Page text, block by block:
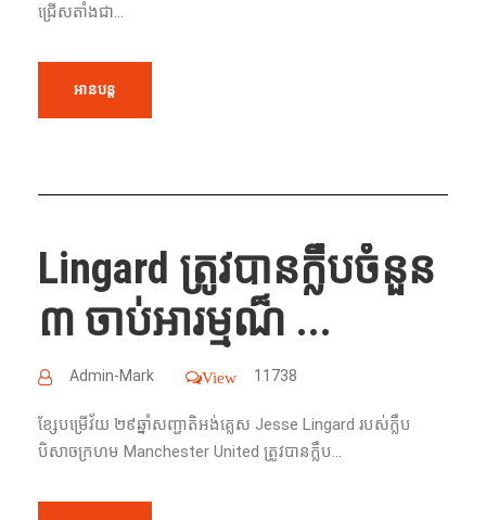
ជ្រើសតាំងជា...
អានបន្ត
Lingard ត្រូវបានក្លឹបចំនួន
៣ ចាប់អារម្មណ៏ ...
Admin-Mark View 11738
ខ្សែបម្រើវ័យ ២៩ឆ្នាំ​សញ្ជាតិអង់គ្លេស Jesse Lingard របស់ក្លឹប
បិសាចក្រហម Manchester United ត្រូវបានក្លឹប...